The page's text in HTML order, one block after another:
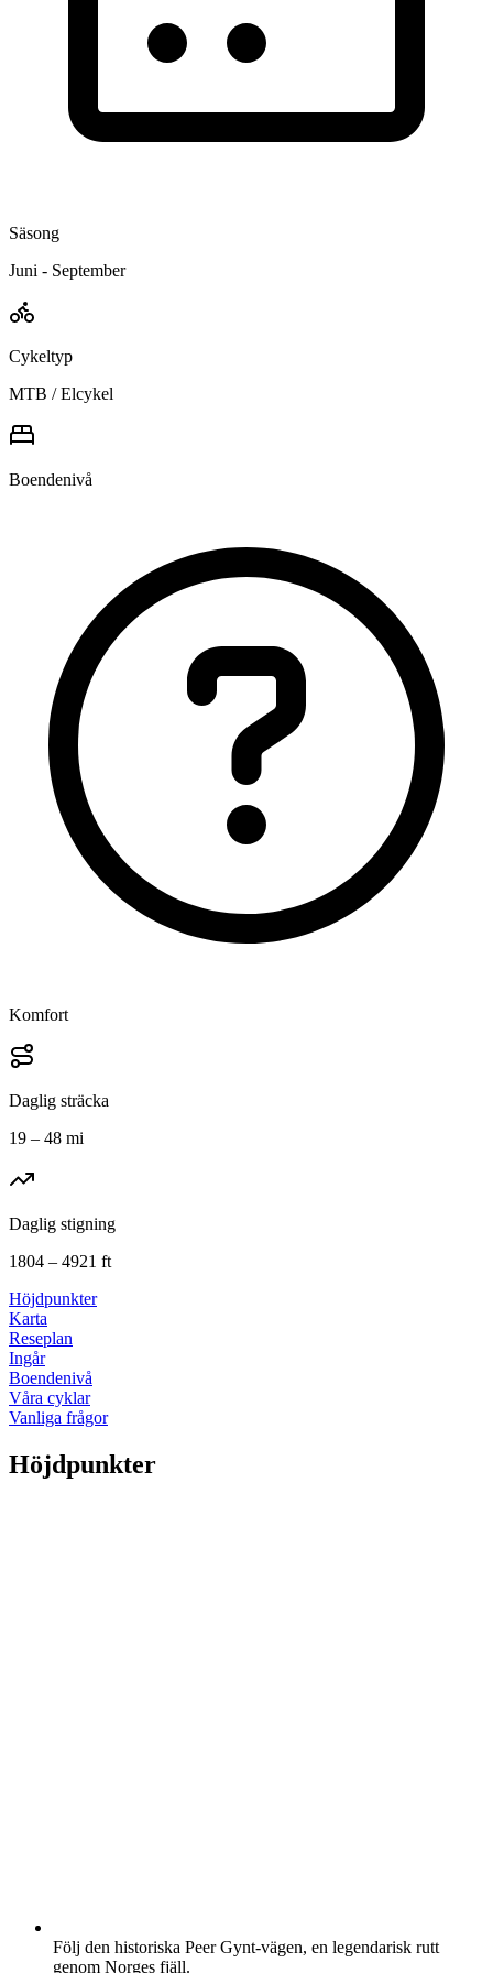
Säsong
Juni - September
Cykeltyp
MTB / Elcykel
Boendenivå
Komfort
Daglig sträcka
19 – 48 mi
Daglig stigning
1804 – 4921 ft
Höjdpunkter
Karta
Reseplan
Ingår
Boendenivå
Våra cyklar
Vanliga frågor
Höjdpunkter
Följ den historiska Peer Gynt-vägen, en legendarisk rutt
genom Norges fjäll.